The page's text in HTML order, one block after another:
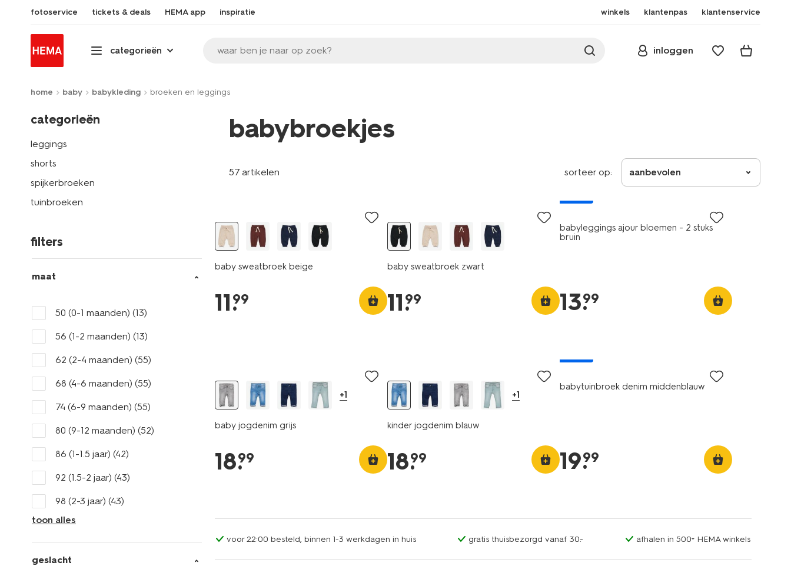
fotoservice tickets & deals HEMA app inspiratie winkels klantenpas klantenservice
categorieën waar ben je naar op zoek? inloggen
home baby babykleding broeken en leggings
categorieën
leggings
shorts
spijkerbroeken
tuinbroeken
filters
maat
50 (0-1 maanden) (13)
56 (1-2 maanden) (13)
62 (2-4 maanden) (55)
68 (4-6 maanden) (55)
74 (6-9 maanden) (55)
80 (9-12 maanden) (52)
86 (1-1.5 jaar) (42)
92 (1.5-2 jaar) (43)
98 (2-3 jaar) (43)
toon alles
geslacht
babybroekjes
57 artikelen sorteer op: aanbevolen
baby sweatbroek beige
11.
99
baby sweatbroek zwart
11.
99
babyleggings ajour bloemen - 2 stuks
bruin
13.
99
+1
baby jogdenim grijs
18.
99
+1
kinder jogdenim blauw
18.
99
babytuinbroek denim middenblauw
19.
99
voor 22:00 besteld, binnen 1-3 werkdagen in huis gratis thuisbezorgd vanaf 30.- afhalen in 500+ HEMA winkels